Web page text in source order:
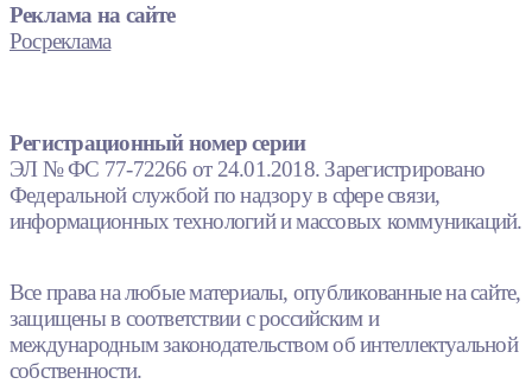
Реклама на сайте
Росреклама
Регистрационный номер серии
ЭЛ № ФС 77-72266 от 24.01.2018. Зарегистрировано
Федеральной службой по надзору в сфере связи,
информационных технологий и массовых коммуникаций.
Все права на любые материалы, опубликованные на сайте,
защищены в соответствии с российским и
международным законодательством об интеллектуальной
собственности.